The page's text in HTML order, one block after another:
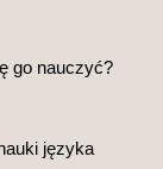
go nauczyć?
języka